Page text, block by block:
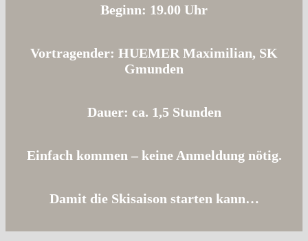
Beginn: 19.00 Uhr
Vortragender: HUEMER Maximilian, SK
Gmunden
Dauer: ca. 1,5 Stunden
Einfach kommen – keine Anmeldung nötig.
Damit die Skisaison starten kann…